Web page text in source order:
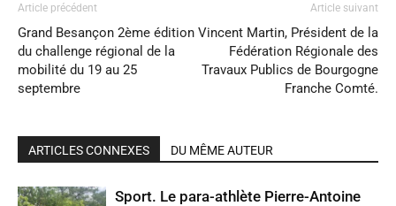
Article précédent
Grand Besançon 2ème édition
du challenge régional de la
mobilité du 19 au 25
septembre
Article suivant
Vincent Martin, Président de la
Fédération Régionale des
Travaux Publics de Bourgogne
Franche Comté.
ARTICLES CONNEXES DU MÊME AUTEUR
Sport. Le para-athlète Pierre-Antoine